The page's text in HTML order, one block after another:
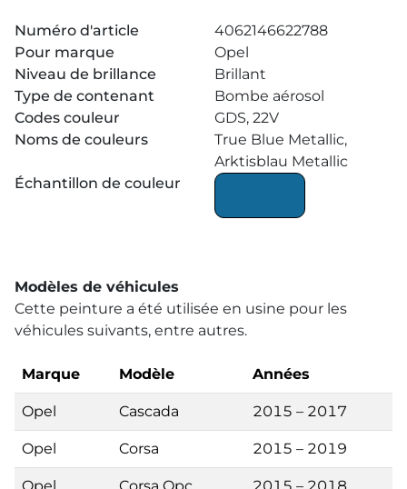
Numéro d'article
4062146622788
Pour marque
Opel
Niveau de brillance
Brillant
Type de contenant
Bombe aérosol
Codes couleur
GDS, 22V
Noms de couleurs
True Blue Metallic,
Arktisblau Metallic
Échantillon de couleur
Modèles de véhicules
Cette peinture a été utilisée en usine pour les
véhicules suivants, entre autres.
Marque Modèle Années
Opel Cascada 2015 – 2017
Opel Corsa 2015 – 2019